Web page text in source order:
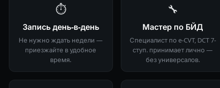
⏱
Запись день-в-день
Не нужно ждать недели —
приезжайте в удобное
время.
🔧
Мастер по БЙД
Специалист по e-CVT, DCT 7-
ступ. принимает лично —
без универсалов.